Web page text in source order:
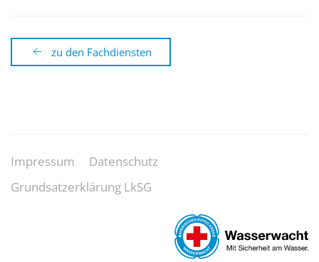
zu den Fachdiensten
Impressum
Datenschutz
Grundsatzerklärung LkSG